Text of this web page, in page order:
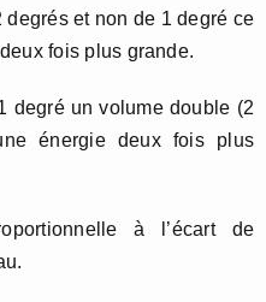
et non de 1 degré ce
fois plus grande.
degré un volume double (2
énergie deux fois plus
à l’écart de